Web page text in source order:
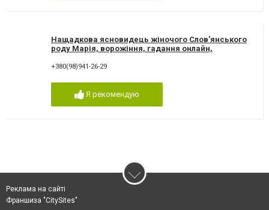
Нащадкова ясновидець жіночого Слов'янського
роду Марія, ворожіння, гадання онлайн,
+380(98)941-26-29
Я рекомендую
Реклама на сайті
Франшиза "CitySites"